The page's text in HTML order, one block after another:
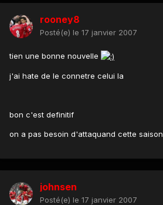
rooney8
Posté(e) le 17 janvier 2007
tien une bonne nouvelle
j'ai hate de le connetre celui la
bon c'est definitif
on a pas besoin d'attaquand cette saison
johnsen
Posté(e) le 17 janvier 2007